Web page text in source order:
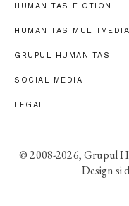
HUMANITAS FICTION
HUMANITAS MULTIMEDIA
GRUPUL HUMANITAS
SOCIAL MEDIA
LEGAL
© 2008-2026, Grupul
Design